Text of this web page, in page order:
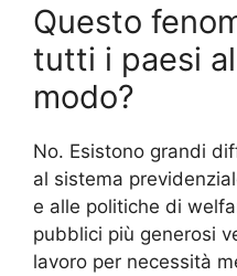
Questo
tutti i paesi
modo?
No. Esistono grandi
al sistema
e alle politiche di
pubblici più generosi
lavoro per necessità